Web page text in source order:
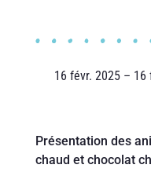
16 févr. 2025 – 16
Présentation des
chaud et chocolat